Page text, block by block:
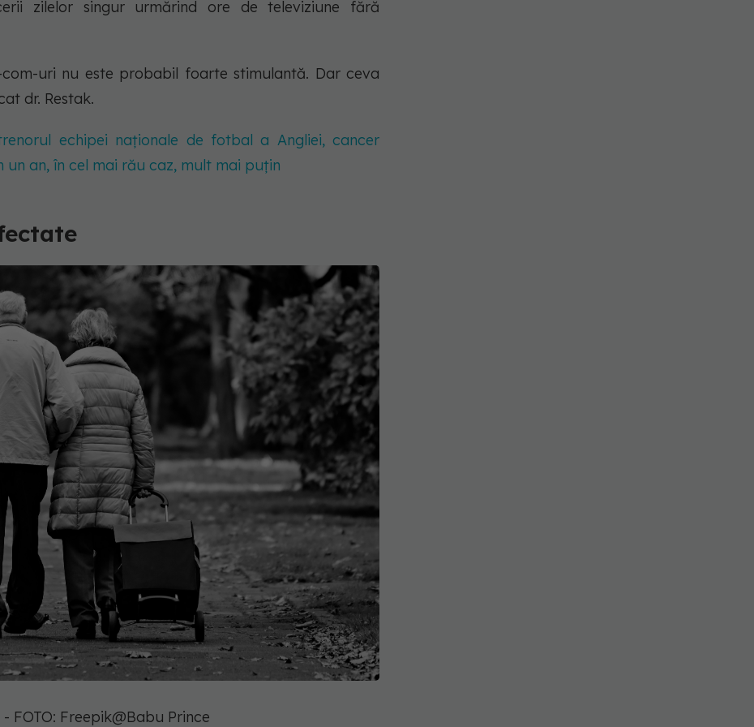
zilelor singur urmărind ore de televiziune fără
uri nu este probabil foarte stimulantă. Dar ceva
dr. Restak.
echipei naționale de fotbal a Angliei, cancer
an, în cel mai rău caz, mult mai puțin
FOTO: Freepik@Babu Prince